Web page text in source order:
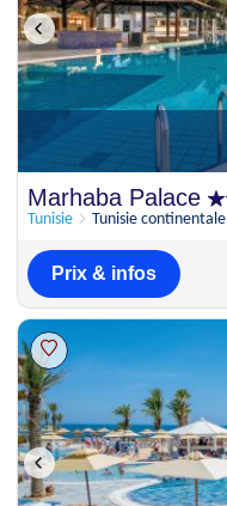
Marhaba Palace
Tunisie Tunisie continentale
Prix & infos